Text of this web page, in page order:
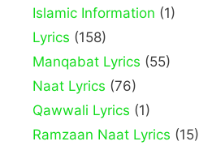
Islamic Information (1)
Lyrics (158)
Manqabat Lyrics (55)
Naat Lyrics (76)
Qawwali Lyrics (1)
Ramzaan Naat Lyrics (15)